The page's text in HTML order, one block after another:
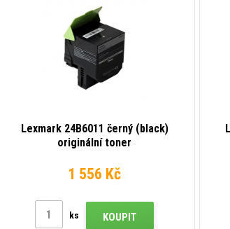
Lexmark 24B6011 černý (black)
originální toner
1 556 Kč
ks KOUPIT